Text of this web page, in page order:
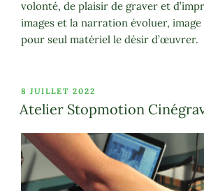
volonté, de plaisir de graver et
images et la narration évoluer,
pour seul matériel le désir d’œuvrer.
PUBLIÉ
LE
8 JUILLET 2022
Atelier Stopmotion